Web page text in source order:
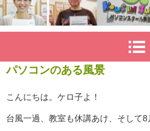
パソコンのある風景
こんにちは。ケロ子よ！
台風一過、教室も休講あけ、そして8